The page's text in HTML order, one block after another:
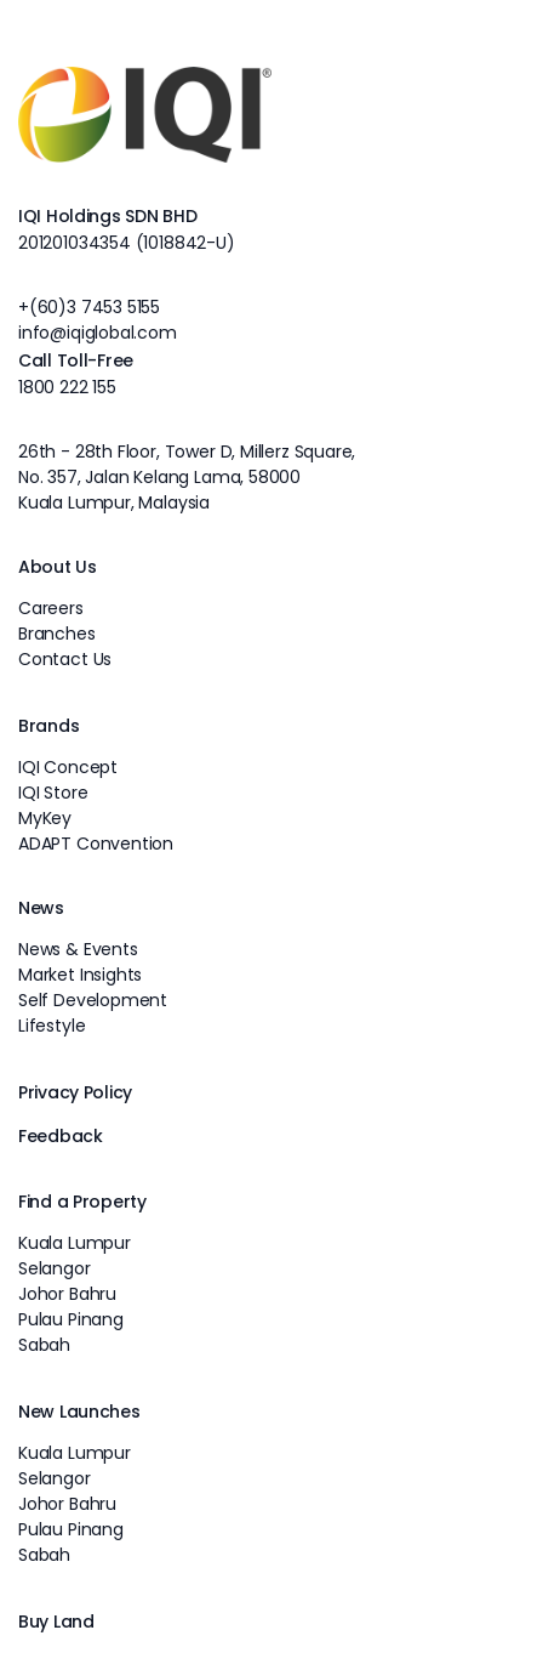
IQI Holdings SDN BHD
201201034354 (1018842-U)
+(60)3 7453 5155
info@iqiglobal.com
Call Toll-Free
1800 222 155
26th - 28th Floor, Tower D, Millerz Square,
No. 357, Jalan Kelang Lama, 58000
Kuala Lumpur, Malaysia
About Us
Careers
Branches
Contact Us
Brands
IQI Concept
IQI Store
MyKey
ADAPT Convention
News
News & Events
Market Insights
Self Development
Lifestyle
Privacy Policy
Feedback
Find a Property
Kuala Lumpur
Selangor
Johor Bahru
Pulau Pinang
Sabah
New Launches
Kuala Lumpur
Selangor
Johor Bahru
Pulau Pinang
Sabah
Buy Land